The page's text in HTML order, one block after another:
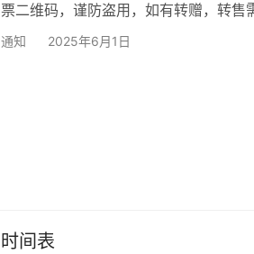
票二维码，谨防盗用，如有转赠，转售
要的损失。 各场次均为站席观演，现场
通知 2025年6月1日
时间表